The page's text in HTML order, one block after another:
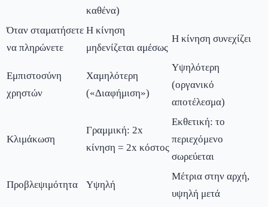
καθένα)
Όταν σταματήσετε
να πληρώνετε
Η κίνηση
μηδενίζεται αμέσως
Η κίνηση συνεχίζει
Εμπιστοσύνη
χρηστών
Χαμηλότερη
(«Διαφήμιση»)
Υψηλότερη
(οργανικό
αποτέλεσμα)
Κλιμάκωση
Γραμμική: 2x
κίνηση = 2x κόστος
Εκθετική: το
περιεχόμενο
σωρεύεται
Προβλεψιμότητα Υψηλή
Μέτρια στην αρχή,
υψηλή μετά